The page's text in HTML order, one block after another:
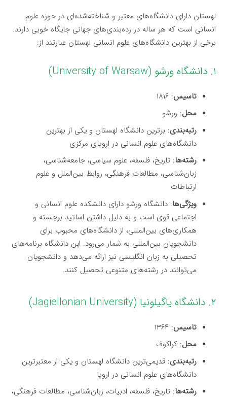
لهستان دارای دانشگاه‌های معتبر و شناخته‌شده‌ای در حوزه علوم
انسانی است که هر ساله در رده‌بندی‌های جهانی جایگاه خوبی دارند.
برخی از بهترین دانشگاه‌های علوم انسانی لهستان عبارتند از:
۱. دانشگاه ورشو (University of Warsaw)
تاسیس: ۱۸۱۶
محل: ورشو
رتبه‌بندی: برترین دانشگاه لهستان و یکی از بهترین
دانشگاه‌های علوم انسانی در اروپای مرکزی
رشته‌ها: تاریخ، فلسفه، علوم سیاسی، جامعه‌شناسی،
زبان‌شناسی، مطالعات فرهنگی، روابط بین‌الملل و علوم
ارتباطات
ویژگی‌ها: دانشگاه ورشو دارای دانشکده علوم انسانی و
اجتماعی قوی است و به دلیل داشتن اساتید برجسته و
همکاری‌های بین‌المللی، از دانشگاه‌های محبوب برای
دانشجویان بین‌المللی به شمار می‌رود. این دانشگاه برنامه‌های
تحصیلی به زبان انگلیسی نیز ارائه می‌دهد و دانشجویان
می‌توانند در رشته‌های متنوعی تحصیل کنند.
۲. دانشگاه یاگیلونیا (Jagiellonian University)
تاسیس: ۱۳۶۴
محل: کراکوف
رتبه‌بندی: قدیمی‌ترین دانشگاه لهستان و یکی از معتبرترین
دانشگاه‌های علوم انسانی در اروپا
رشته‌ها: تاریخ، فلسفه، ادبیات، زبان‌شناسی، مطالعات فرهنگی،